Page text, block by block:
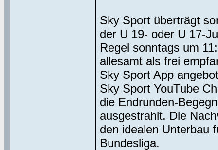
Sky Sport überträgt
der U 19- oder U 17-
Regel sonntags um
allesamt als frei
Sky Sport App
Sky Sport YouTube
die Endrunden-
ausgestrahlt. Die
den idealen Unterbau
Bundesliga.